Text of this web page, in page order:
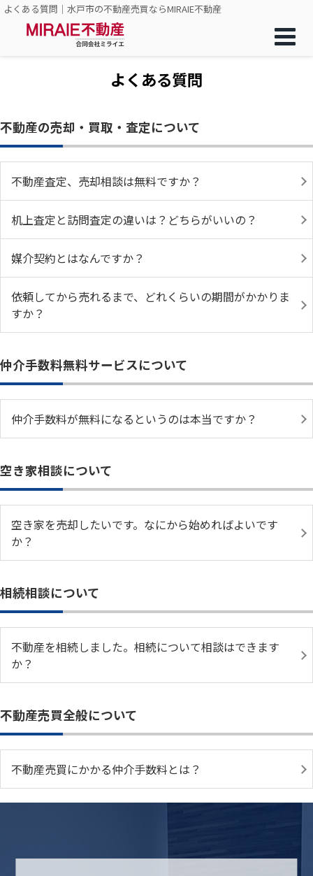
よくある質問｜水戸市の不動産売買ならMIRAIE不動産
よくある質問
不動産の売却・買取・査定について
不動産査定、売却相談は無料ですか？
机上査定と訪問査定の違いは？どちらがいいの？
媒介契約とはなんですか？
依頼してから売れるまで、どれくらいの期間がかかりま
すか？
仲介手数料無料サービスについて
仲介手数料が無料になるというのは本当ですか？
空き家相談について
空き家を売却したいです。なにから始めればよいです
か？
相続相談について
不動産を相続しました。相続について相談はできます
か？
不動産売買全般について
不動産売買にかかる仲介手数料とは？